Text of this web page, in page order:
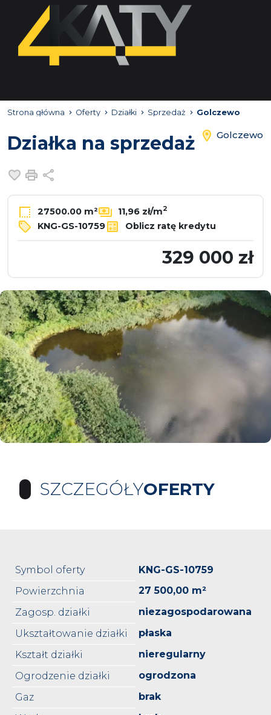
Strona główna Oferty Działki Sprzedaż Golczewo
Działka na sprzedaż Golczewo
Dodaj do ulubionych
Drukuj
27500.00 m² 11,96 zł/m2
KNG-GS-10759 Oblicz ratę kredytu
329 000 zł
SZCZEGÓŁYOFERTY
Symbol oferty
KNG-GS-10759
Powierzchnia
27 500,00 m²
Zagosp. działki
niezagospodarowana
Ukształtowanie działki
płaska
Kształt działki
nieregularny
Ogrodzenie działki
ogrodzona
Gaz
brak